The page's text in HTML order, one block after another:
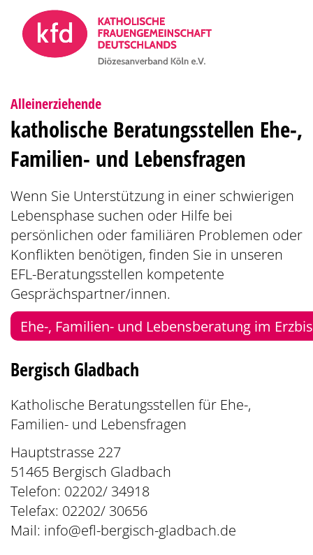
Zum Inhalt springen
Alleinerziehende:
katholische Beratungsstellen Ehe-,
Familien- und Lebensfragen
Wenn Sie Unterstützung in einer schwierigen
Lebensphase suchen oder Hilfe bei
persönlichen oder familiären Problemen oder
Konflikten benötigen, finden Sie in unseren
EFL-Beratungsstellen kompetente
Gesprächspartner/innen.
Ehe-, Familien- und Lebensberatung im
Bergisch Gladbach
Katholische Beratungsstellen für Ehe-,
Familien- und Lebensfragen
Hauptstrasse 227
51465 Bergisch Gladbach
Telefon: 02202/ 34918
Telefax: 02202/ 30656
Mail: info@efl-bergisch-gladbach.de